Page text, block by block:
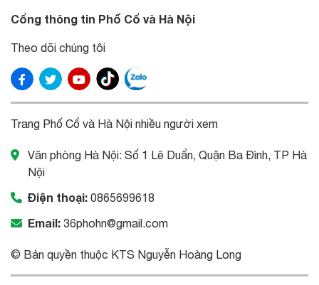
Cổng thông tin Phố Cổ và Hà Nội
Theo dõi chúng tôi
Trang Phố Cổ và Hà Nội nhiều người xem
Văn phòng Hà Nội: Số 1 Lê Duẩn, Quận Ba Đình, TP Hà
Nội
Điện thoại: 0865699618
Email: 36phohn@gmail.com
© Bản quyền thuộc KTS Nguyễn Hoàng Long